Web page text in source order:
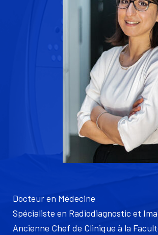
Docteur en Médecine
Spécialiste en Radiodiagnostic et
Ancienne Chef de Clinique à la